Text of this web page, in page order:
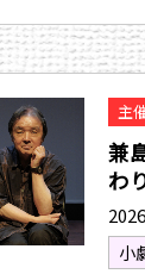
主
兼
わ
小